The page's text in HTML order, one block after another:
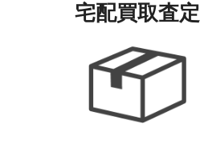
宅配買取査定